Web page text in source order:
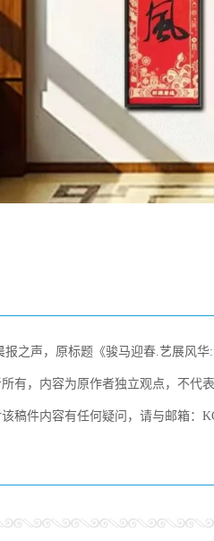
报之声，原标题《骏马迎春.艺展风
有，内容为原作者独立观点，不代
稿件内容有任何疑问，请与邮箱：